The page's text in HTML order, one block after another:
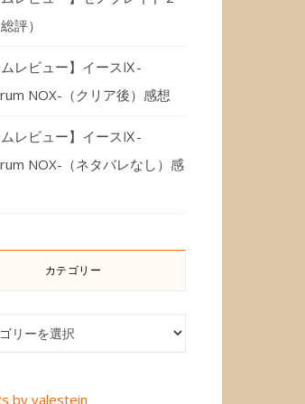
評）
ムレビュー】イースⅨ-
NOX-（クリア後）感想
ムレビュー】イースⅨ-
NOX-（ネタバレなし）感
カテゴリー
ー
by valestein